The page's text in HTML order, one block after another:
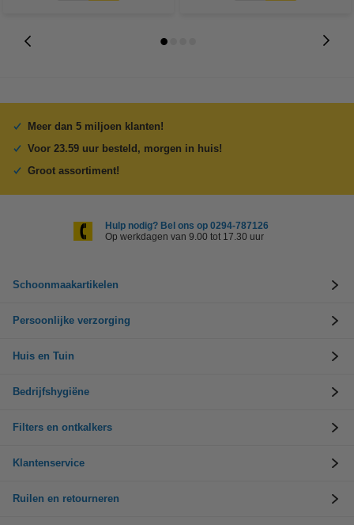
Meer dan 5 miljoen klanten!
Voor 23.59 uur besteld, morgen in huis!
Groot assortiment!
Hulp nodig? Bel ons op 0294-787126
Op werkdagen van 9.00 tot 17.30 uur
Schoonmaakartikelen
Persoonlijke verzorging
Huis en Tuin
Bedrijfshygiëne
Filters en ontkalkers
Klantenservice
Ruilen en retourneren